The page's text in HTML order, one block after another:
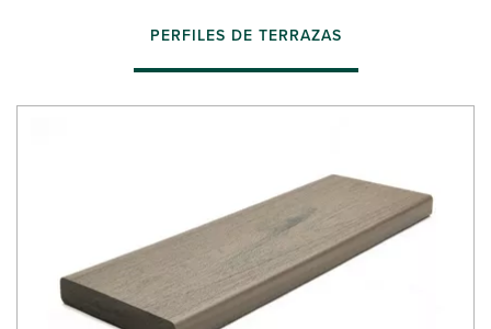
PERFILES DE TERRAZAS